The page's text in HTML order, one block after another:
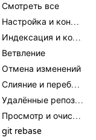
Смотреть все
Настройка и конфигурация
Индексация и коммит
Ветвление
Отмена изменений
Слияние и перебазирование
Удалённые репозитории
Просмотр и очистка
git rebase